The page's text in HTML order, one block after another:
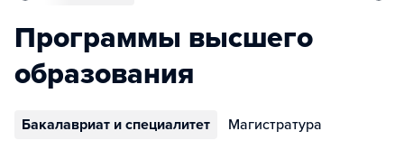
Программы высшего
образования
Бакалавриат и специалитет Магистратура